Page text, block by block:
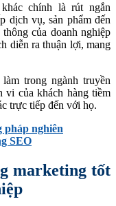
chính là rút ngắn
dịch vụ, sản phẩm đến
của doanh nghiệp
diễn ra thuận lợi, mang
trong ngành truyền
vi của khách hàng tiềm
trực tiếp đến với họ.
pháp nghiên
SEO
marketing tốt